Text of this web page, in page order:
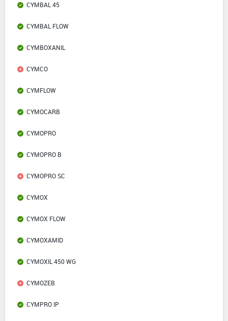
CYMBAL 45
CYMBAL FLOW
CYMBOXANIL
CYMCO
CYMFLOW
CYMOCARB
CYMOPRO
CYMOPRO B
CYMOPRO SC
CYMOX
CYMOX FLOW
CYMOXAMID
CYMOXIL 450 WG
CYMOZEB
CYMPRO IP